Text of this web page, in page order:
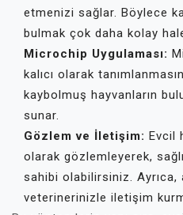
etmenizi sağlar. Böylece
bulmak çok daha kolay
Microchip Uygulaması:
kalıcı olarak
kaybolmuş hayvanların
sunar.
Gözlem ve İletişim: Evcil
olarak gözlemleyerek,
sahibi olabilirsiniz. Ayrıca,
veterinerinizle iletişim